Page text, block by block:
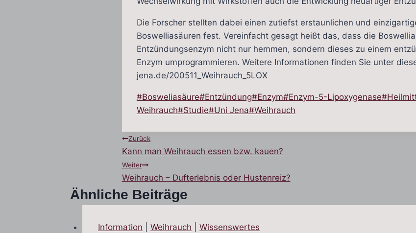
Die Forscher stellten dabei einen zutiefst erstaunlichen und
Boswelliasäuren fest. Vereinfacht gesagt heißt das, dass die
Entzündungsenzym nicht nur hemmen, sondern dieses zu einem
Enzym umprogrammieren. Weitere Informationen finden Sie unter
jena.de/200511_Weihrauch_5LOX
Schlagworte:
#Bosweliasäure#Entzündung#Enzym#Enzym-5-Lipoxygenase#
Weihrauch#Studie#Uni Jena#Weihrauch
Beitragsnavigation
Zurück
Kann man Weihrauch essen bzw. kauen?
Weiter
Weihrauch – Dufterlebnis oder Hustenreiz?
Ähnliche Beiträge
Information Weihrauch Wissenswertes